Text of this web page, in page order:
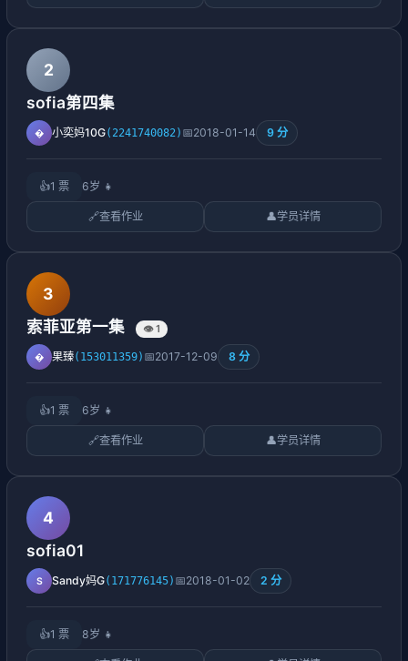
2
sofia第四集
� 小奕妈10G(2241740082) 📅2018-01-14 9 分
👍1 票 6岁 👧
🔗查看作业 👤学员详情
3
索菲亚第一集
👁️ 1
� 果臻(153011359) 📅2017-12-09 8 分
👍1 票 6岁 👧
🔗查看作业 👤学员详情
4
sofia01
S Sandy妈G(171776145) 📅2018-01-02 2 分
👍1 票 8岁 👧